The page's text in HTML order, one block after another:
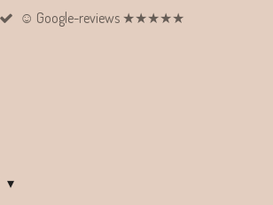
☺︎ Google-reviews ★★★★★